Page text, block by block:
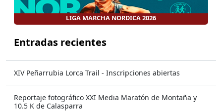
LIGA MARCHA NORDICA 2026
Entradas recientes
XIV Peñarrubia Lorca Trail - Inscripciones abiertas
Reportaje fotográfico XXI Media Maratón de Montaña y
10.5 K de Calasparra